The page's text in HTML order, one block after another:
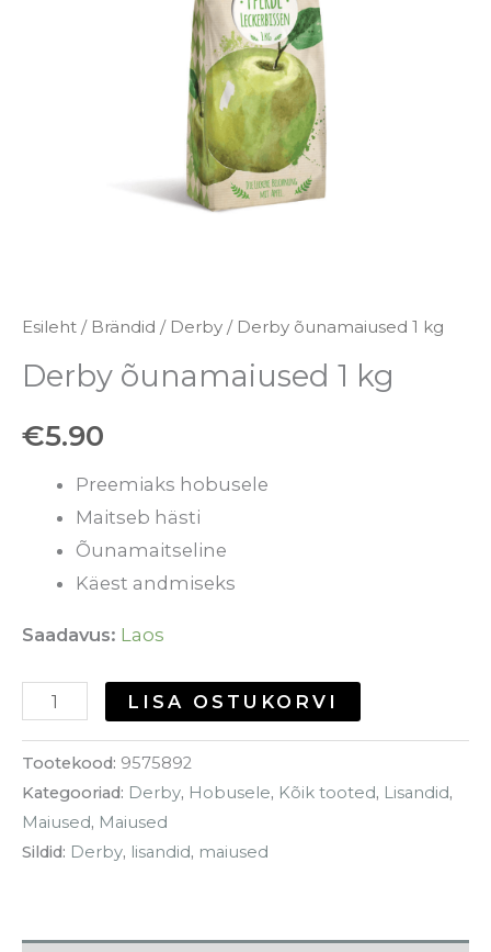
Esileht / Brändid / Derby / Derby õunamaiused 1 kg
Derby õunamaiused 1 kg
€5.90
Preemiaks hobusele
Maitseb hästi
Õunamaitseline
Käest andmiseks
Saadavus: Laos
LISA OSTUKORVI
Tootekood: 9575892
Kategooriad: Derby, Hobusele, Kõik tooted, Lisandid,
Maiused, Maiused
Sildid: Derby, lisandid, maiused